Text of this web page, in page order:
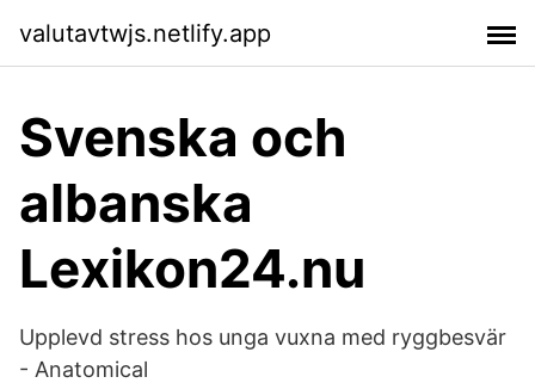
valutavtwjs.netlify.app
Svenska och
albanska
Lexikon24.nu
Upplevd stress hos unga vuxna med ryggbesvär
- Anatomical